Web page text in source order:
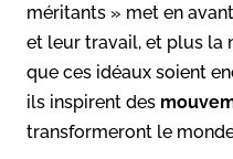
méritants » met en
et leur travail, et plus la
que ces idéaux soient
ils inspirent des
transformeront le